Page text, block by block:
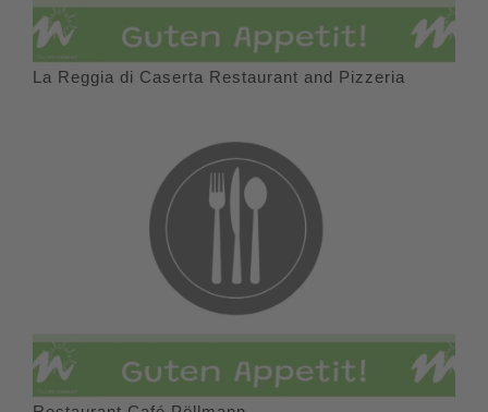
La Reggia di Caserta Restaurant and Pizzeria